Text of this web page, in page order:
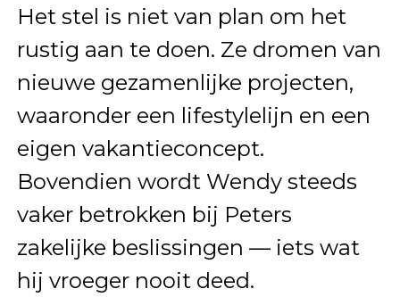
Het stel is niet van plan om het
rustig aan te doen. Ze dromen van
nieuwe gezamenlijke projecten,
waaronder een lifestylelijn en een
eigen vakantieconcept.
Bovendien wordt Wendy steeds
vaker betrokken bij Peters
zakelijke beslissingen — iets wat
hij vroeger nooit deed.